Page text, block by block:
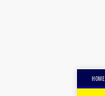
HOME